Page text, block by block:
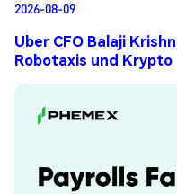
2026-08-09
Uber CFO Balaji
Robotaxis und Krypto